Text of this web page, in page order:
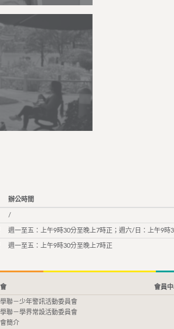
辦公時間
/
週一至五：上午9時30分至晚上7時正；週六/日：上午9時
週一至五：上午9時30分至晚上7時正
聯－少年警訊活動委員會
聯－學界常設活動委員會
簡介
會員